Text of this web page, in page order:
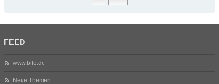
FEED
www.bifo.de
Neue Themen